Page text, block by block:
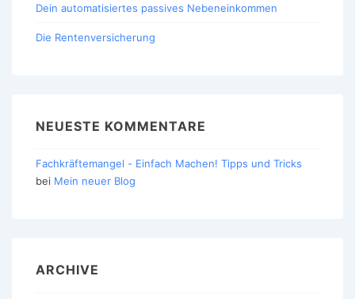
Dein automatisiertes passives Nebeneinkommen
Die Rentenversicherung
NEUESTE KOMMENTARE
Fachkräftemangel - Einfach Machen! Tipps und Tricks
bei Mein neuer Blog
ARCHIVE